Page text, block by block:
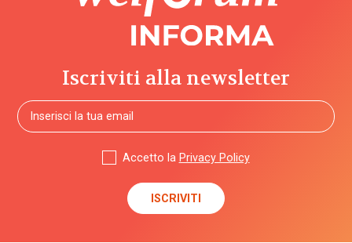
Iscriviti alla newsletter
Accetto la Privacy Policy